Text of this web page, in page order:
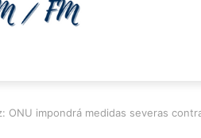
ONU impondrá medidas severas